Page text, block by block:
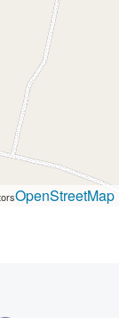
OpenStreetMap